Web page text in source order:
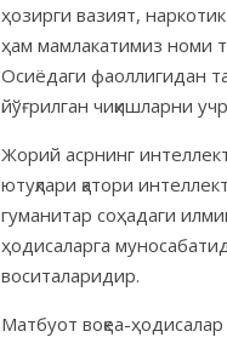
ҳозирги вазият,
ҳам мамлакатимиз номи
Осиёдаги фаоллигидан
йўғрилган чиқишларни
Жорий асрнинг
ютуқлари қатори
гуманитар соҳадаги
ҳодисаларга
воситаларидир.
Матбуот воқеа-